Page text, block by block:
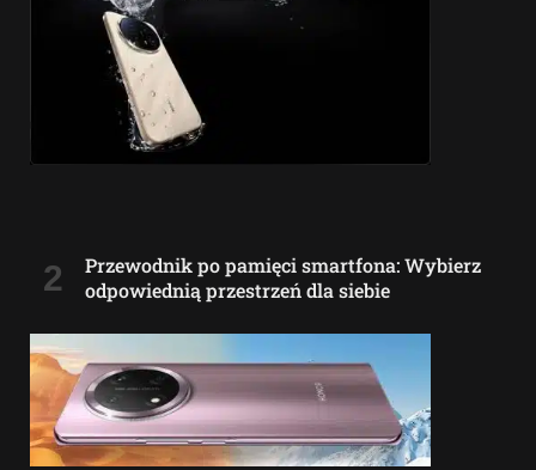
Przewodnik po pamięci smartfona: Wybierz
odpowiednią przestrzeń dla siebie